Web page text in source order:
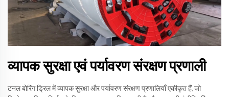
व्यापक सुरक्षा एवं पर्यावरण संरक्षण प्रणाली
टनल बोरिंग ड्रिल में व्यापक सुरक्षा और पर्यावरण संरक्षण प्रणालियाँ एकीकृत हैं, जो